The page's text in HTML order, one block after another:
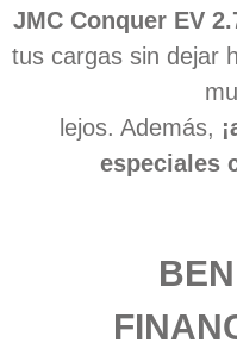
JMC Conquer EV
tus cargas sin dejar
lejos. Además,
especiales